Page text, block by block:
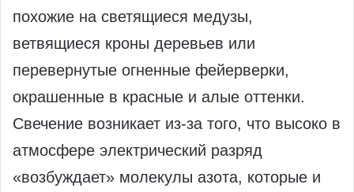
похожие на светящиеся медузы,
ветвящиеся кроны деревьев или
перевернутые огненные фейерверки,
окрашенные в красные и алые оттенки.
Свечение возникает из‑за того, что высоко в
атмосфере электрический разряд
«возбуждает» молекулы азота, которые и